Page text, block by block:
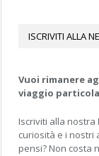
ISCRIVITI ALLA
Vuoi rimanere
viaggio
Iscriviti alla nostra
curiosità e i nostri
pensi? Non costa